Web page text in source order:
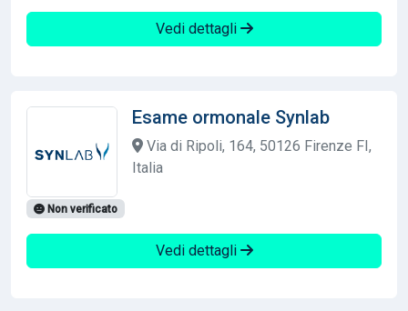
Vedi dettagli
Esame ormonale Synlab
Via di Ripoli, 164, 50126 Firenze FI,
Italia
Non verificato
Vedi dettagli